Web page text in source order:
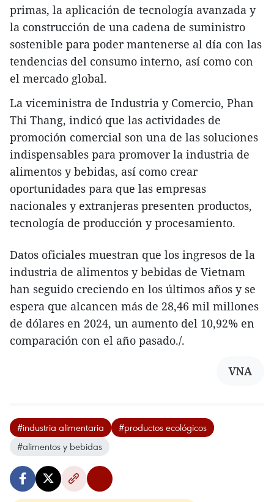
primas, la aplicación de tecnología avanzada y
la construcción de una cadena de suministro
sostenible para poder mantenerse al día con las
tendencias del consumo interno, así como con
el mercado global.
La viceministra de Industria y Comercio, Phan
Thi Thang, indicó que las actividades de
promoción comercial son una de las soluciones
indispensables para promover la industria de
alimentos y bebidas, así como crear
oportunidades para que las empresas
nacionales y extranjeras presenten productos,
tecnología de producción y procesamiento.
Datos oficiales muestran que los ingresos de la
industria de alimentos y bebidas de Vietnam
han seguido creciendo en los últimos años y se
espera que alcancen más de 28,46 mil millones
de dólares en 2024, un aumento del 10,92% en
comparación con el año pasado./.
VNA
#industria alimentaria
#productos ecológicos
#alimentos y bebidas